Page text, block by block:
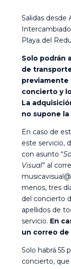
Salidas desde
Playa del
Solo podrán
de
previamente
concierto y
La
no supone
En caso de
este servicio,
con asunto “
Visual” al
menos, tres
del concierto
apellidos de
servicio. En
un correo
Solo habrá 55
concierto,